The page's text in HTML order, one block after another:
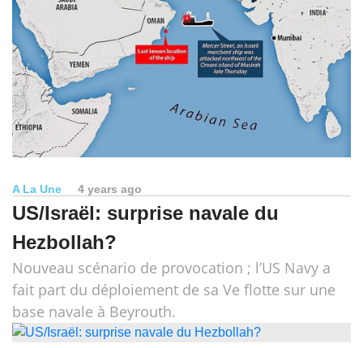
A La Une 4 years ago
US/Israël: surprise navale du
Hezbollah?
Nouveau scénario de provocation ; l’US Navy a
fait part du déploiement de sa Ve flotte sur une
base navale à Beyrouth.